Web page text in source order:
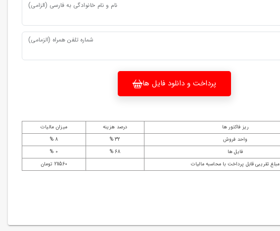
نام و نام خانوادگی به فارسی (الزامی)
شماره تلفن همراه (الزمامی)
پرداخت و دانلود فایل ها
ریز فاکتور ها درصد هزینه
میزان مالیات
واحد فروش
32 %
8 %
فایل ها
68 %
0 %
مبلغ تقریبی قابل پرداخت با محاسبه مالیات
211560 تومان